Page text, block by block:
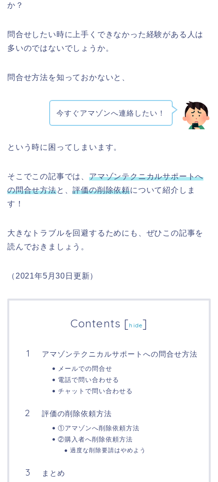
か？
問合せしたい時に上手くできなかった経験がある人は
多いのではないでしょうか。
問合せ方法を知っておかないと、
今すぐアマゾンへ連絡したい！
という時に困ってしまいます。
そこでこの記事では、 アマゾンテクニカルサポートへ
の問合せ方法と、評価の削除依頼について紹介しま
す！
大きなトラブルを回避するためにも、ぜひこの記事を
読んでおきましょう。
（2021年5月30日更新）
Contents [hide]
アマゾンテクニカルサポートへの問合せ方法
メールでの問合せ
電話で問い合わせる
チャットで問い合わせる
評価の削除依頼方法
①アマゾンへ削除依頼方法
②購入者へ削除依頼方法
過度な削除要請はやめよう
まとめ